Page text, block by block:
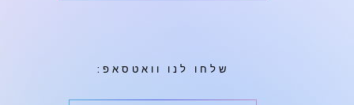
שלחו לנו וואטסאפ: